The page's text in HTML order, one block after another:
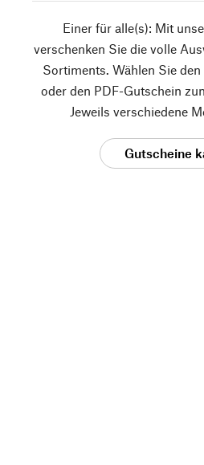
Einer für alle(s): Mit
verschenken Sie die volle
Sortiments. Wählen Sie
oder den PDF-Gutschein
Jeweils verschiedene
Gutscheine